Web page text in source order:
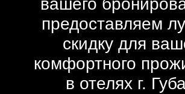
вашего
предоставляем
скидку для
комфортного
в отелях г.